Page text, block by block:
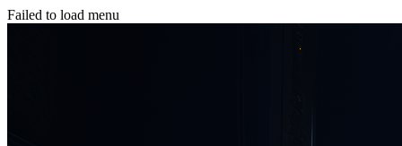
Failed to load menu